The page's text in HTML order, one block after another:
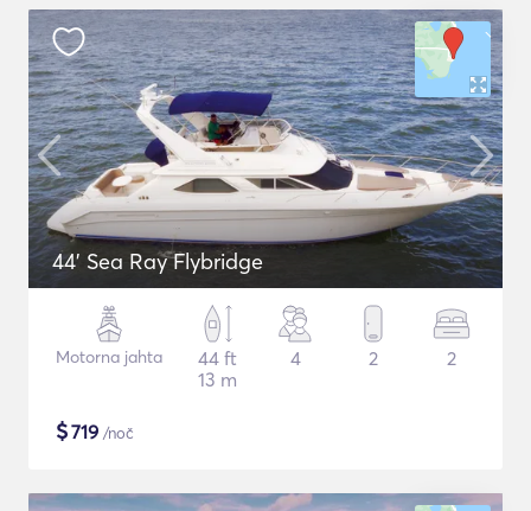
44' Sea Ray Flybridge
Motorna jahta
44 ft
13 m
4 2 2
$719 /noč